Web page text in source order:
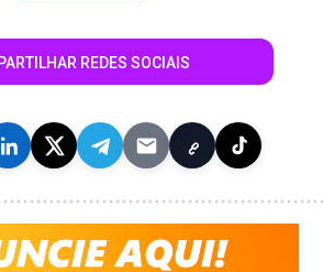
REDES SOCIAIS